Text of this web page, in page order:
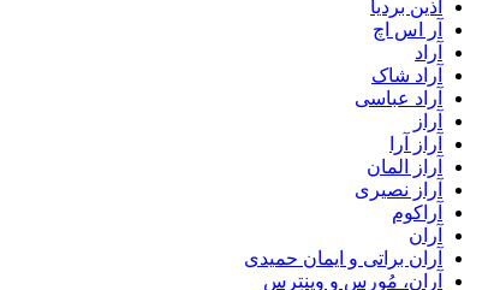
آذین بردیا
آر اس اچ
آراد
آراد شاک
آراد عباسی
آراز
آراز آرا
آراز المان
آراز نصیری
آراکوم
آران
آران براتی و ایمان حمیدی
آران، مُوِرس و وینتِرس